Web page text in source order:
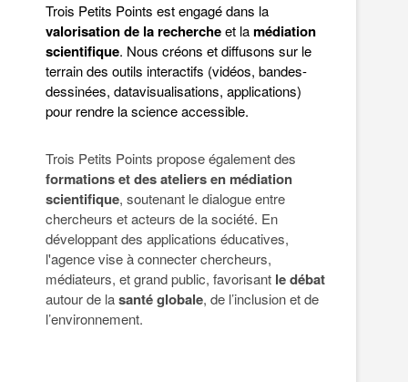
Trois Petits Points est engagé dans la
valorisation de la rechercheet lamédiation
scientifique. Nous créons et diffusons sur le
terrain des outils interactifs (vidéos, bandes-
dessinées, datavisualisations, applications)
pour rendre la science accessible.
Trois Petits Points propose également des
formations et des ateliers en médiation
scientifique, soutenant le dialogue entre
chercheurs et acteurs de la société. En
développant des applications éducatives,
l'agence vise à connecter chercheurs,
médiateurs, et grand public, favorisant le débat
autour de lasanté globale, de l’inclusion et de
l’environnement.